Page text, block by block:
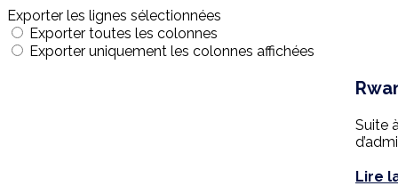
Exporter les lignes sélectionnées
Exporter toutes les colonnes
Exporter uniquement les colonnes affichées
Suite
Lire